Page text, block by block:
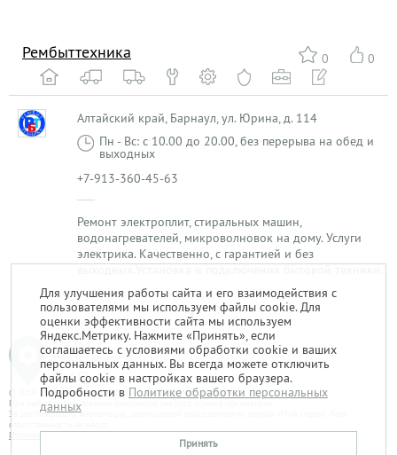
0 0
Рембыттехника
Алтайский край, Барнаул, ул. Юрина, д. 114
Пн - Вс: с 10.00 до 20.00, без перерыва на обед и
выходных
+7-913-360-45-63
Ремонт электроплит, стиральных машин,
водонагревателей, микроволновок на дому. Услуги
электрика. Качественно, с гарантией и без
1
© 2014-2026. «Мой Сервис-Гид» – проект группы «Текарт».
При любом использовании материалов ресурса ссылка обязательна.
За достоверность информации, размещенной пользователями, портал «Мой Сервис-Гид»
ответственности не несет.
Политика в отношении обработки персональных данных
Для улучшения работы сайта и его взаимодействия с
пользователями мы используем файлы cookie. Для
оценки эффективности сайта мы используем
Яндекс.Метрику. Нажмите «Принять», если
соглашаетесь с условиями обработки cookie и ваших
персональных данных. Вы всегда можете отключить
файлы cookie в настройках вашего браузера.
Подробности в Политике обработки персональных
данных
Принять